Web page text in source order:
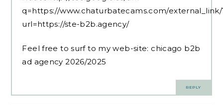
q=https://www.chaturbatecams.com/external_link/
url=https://ste-b2b.agency/
Feel free to surf to my web-site: chicago b2b
ad agency 2026/2025
REPLY